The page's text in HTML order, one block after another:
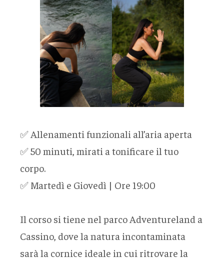
✅ Allenamenti funzionali all’aria aperta
✅ 50 minuti, mirati a tonificare il tuo
corpo.
✅ Martedì e Giovedì | Ore 19:00
Il corso si tiene nel parco Adventureland a
Cassino, dove la natura incontaminata
sarà la cornice ideale in cui ritrovare la